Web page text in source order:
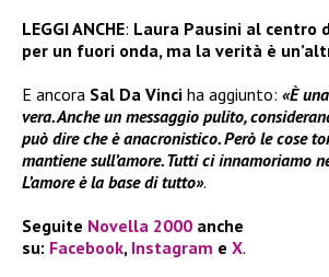
LEGGI ANCHE: Laura Pausini al centro
per un fuori onda, ma la verità è
E ancora Sal Da Vinci ha aggiunto: «È
vera. Anche un messaggio pulito,
può dire che è anacronistico. Però le cose
mantiene sull’amore. Tutti ci innamoriamo
L’amore è la base di tutto».
Seguite Novella 2000 anche
su: Facebook, Instagram e X.